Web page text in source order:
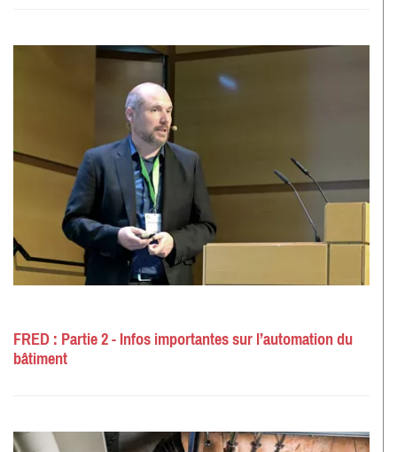
FRED : Partie 2 - Infos importantes sur l’automation du
bâtiment